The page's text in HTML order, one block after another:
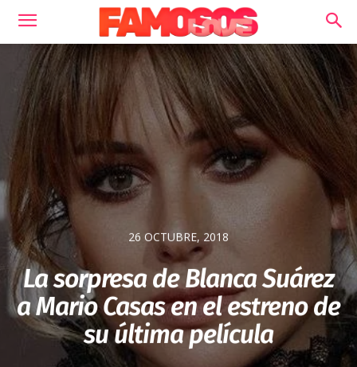
26 OCTUBRE, 2018
La sorpresa de Blanca Suárez
a Mario Casas en el estreno de
su última película